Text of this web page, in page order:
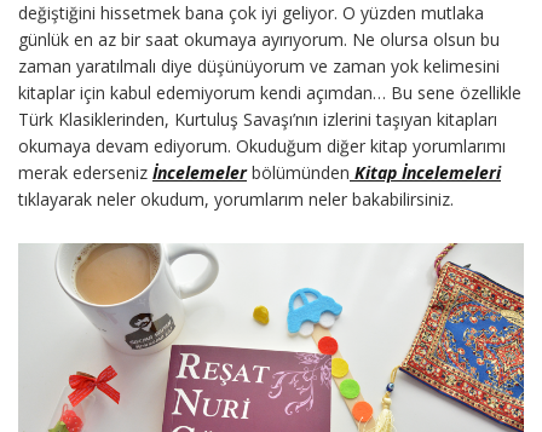
değiştiğini hissetmek bana çok iyi geliyor. O yüzden mutlaka
günlük en az bir saat okumaya ayırıyorum. Ne olursa olsun bu
zaman yaratılmalı diye düşünüyorum ve zaman yok kelimesini
kitaplar için kabul edemiyorum kendi açımdan… Bu sene özellikle
Türk Klasiklerinden, Kurtuluş Savaşı’nın izlerini taşıyan kitapları
okumaya devam ediyorum. Okuduğum diğer kitap yorumlarımı
merak ederseniz İncelemelerbölümünden Kitap İncelemeleri
tıklayarak neler okudum, yorumlarım neler bakabilirsiniz.